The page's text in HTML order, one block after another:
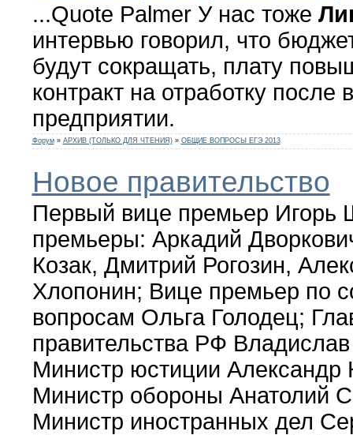
...Quote Palmer У нас тоже
интервью говорил, что
будут сокращать, плату
контракт на отработку после
предприятии.
Форум » АРХИВ (ТОЛЬКО ДЛЯ ЧТЕНИЯ) » ОБЩИЕ ВОПРОСЫ ЕГЭ 2013
Новое правительство
Первый вице премьер Игорь
премьеры: Аркадий
Козак, Дмитрий Рогозин,
Хлопонин; Вице премьер по
вопросам Ольга Голодец;
правительства РФ
Министр юстиции Александр
Министр обороны Анатолий
Министр иностранных дел